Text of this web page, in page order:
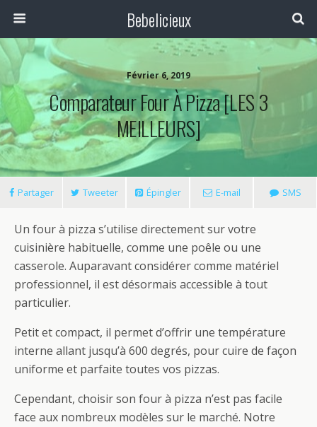
Bebelicieux
Février 6, 2019
Comparateur Four À Pizza [LES 3
MEILLEURS]
Partager Tweeter Épingler E-mail SMS
Un four à pizza s’utilise directement sur votre
cuisinière habituelle, comme une poêle ou une
casserole. Auparavant considérer comme matériel
professionnel, il est désormais accessible à tout
particulier.
Petit et compact, il permet d’offrir une température
interne allant jusqu’à 600 degrés, pour cuire de façon
uniforme et parfaite toutes vos pizzas.
Cependant, choisir son four à pizza n’est pas facile
face aux nombreux modèles sur le marché. Notre